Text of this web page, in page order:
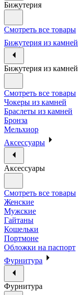
Бижутерия
Смотреть все товары
Бижутерия из камней
Бижутерия из камней
Смотреть все товары
Чокеры из камней
Браслеты из камней
Бронза
Мельхиор
Аксессуары
Аксессуары
Смотреть все товары
Женские
Мужские
Гайтаны
Кошельки
Портмоне
Обложки на паспорт
Фурнитура
Фурнитура